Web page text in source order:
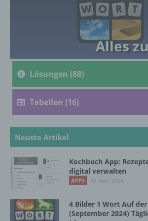
Alles
Lösungen (88)
Tabellen (16)
Neuste Artikel
Kochbuch App:
digital verwalten
APPS 03. April 2025
4 Bilder 1 Wort Auf
(September 2024)
genetischen, psychischen,
kulturellen oder sozialen
natürlichen Person sind,
Betroffene Person ist jede
identifizierbare natürliche
personenbezogene Daten von
werden.
c) Verarbeitung
Verarbeitung ist jeder mit oder
Vorgang oder jede solche
Zusammenhang mit